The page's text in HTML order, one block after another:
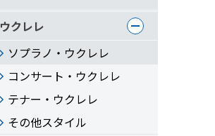
ウクレレ
ソプラノ・ウクレレ
コンサート・ウクレレ
テナー・ウクレレ
その他スタイル